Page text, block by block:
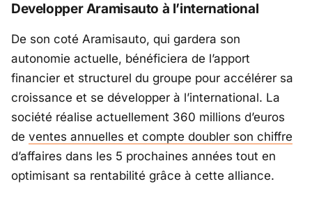
Developper Aramisauto à l’international
De son coté Aramisauto, qui gardera son
autonomie actuelle, bénéficiera de l’apport
financier et structurel du groupe pour accélérer sa
croissance et se développer à l’international. La
société réalise actuellement 360 millions d’euros
de ventes annuelles et compte doubler son chiffre
d’affaires dans les 5 prochaines années tout en
optimisant sa rentabilité grâce à cette alliance.